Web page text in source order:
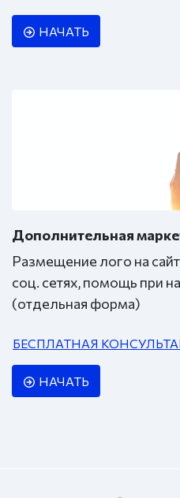
НАЧАТЬ
Дополнительная
Размещение лого на
соц. сетях, помощь при
(отдельная форма)
НАЧАТЬ
БЕСПЛАТНАЯ